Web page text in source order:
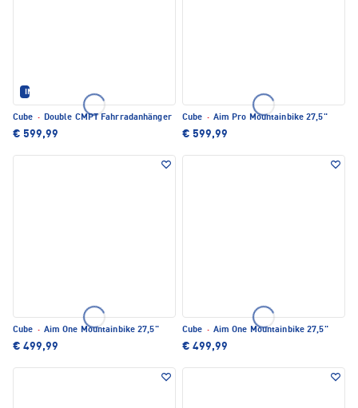
IM SET ERHÄLTLICH
Cube · Double CMPT Fahrradanhänger
€ 599,99
Cube · Aim Pro Mountainbike 27,5"
€ 599,99
Cube · Aim One Mountainbike 27,5"
€ 499,99
Cube · Aim One Mountainbike 27,5"
€ 499,99